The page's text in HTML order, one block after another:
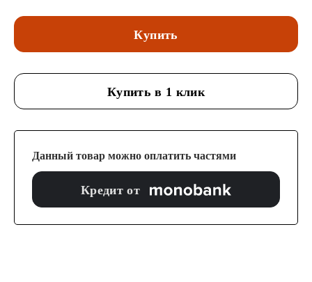
Купить
Купить в 1 клик
Данный товар можно оплатить частями
Кредит от